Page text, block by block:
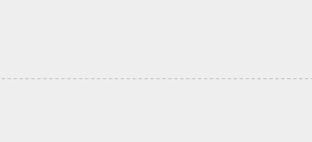
晶。 📖《以诺书》的主要内容 《以
教授人类各种知识，如金属锻造、
世界。 这一描述与《创世记 6:1-4》